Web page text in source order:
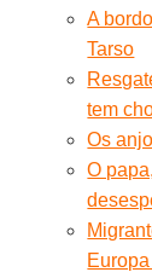
A
Tarso
tem
Os
O